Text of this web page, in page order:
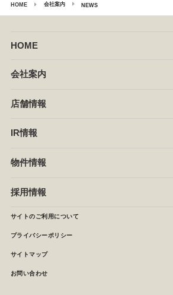
HOME 会社案内 NEWS
HOME
会社案内
企業情報
セントラルキッチン
NEWS
店舗情報
椿屋珈琲
イタリアンダイニングDONA
店舗検索
IR情報
IRニュース
月次報告
決算短信
株主の皆様へ
よくあるご質問 (株主優待制度)
物件情報
採用情報
サイトのご利用について
プライバシーポリシー
サイトマップ
お問い合わせ